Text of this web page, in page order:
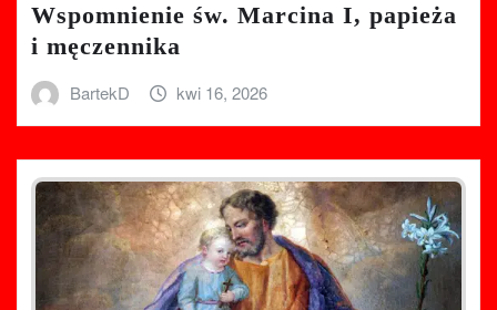
Wspomnienie św. Marcina I, papieża
i męczennika
BartekD kwi 16, 2026